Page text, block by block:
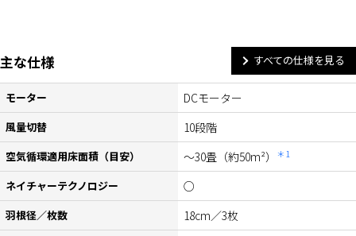
主な仕様
モーター DCモーター
風量切替 10段階
空気循環適用床面積（目安） ～30畳（約50m²） ＊1
ネイチャーテクノロジー ○
羽根径／枚数 18cm／3枚
すべての仕様を見る